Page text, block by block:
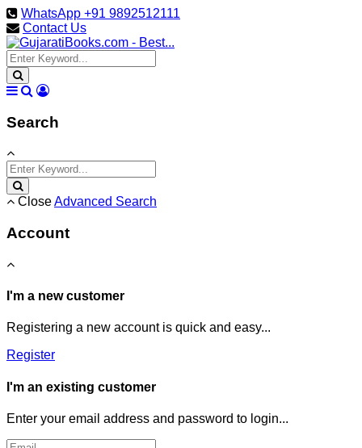
WhatsApp +91 9892512111
Contact Us
Search
CloseAdvanced Search
Account
I'm a new customer
Registering a new account is quick and easy...
Register
I'm an existing customer
Enter your email address and password to login...